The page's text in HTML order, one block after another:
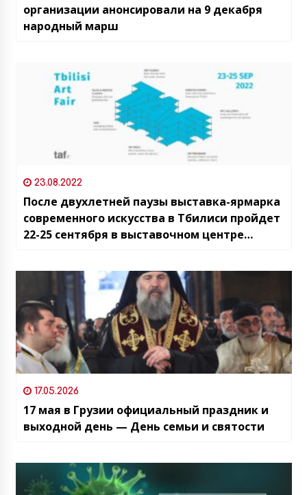
организации анонсировали на 9 декабря
народный марш
23.08.2022
После двухлетней паузы выставка-ярмарка
современного искусства в Тбилиси пройдет
22-25 сентября в выставочном центре
17.05.2026
17 мая в Грузии официальный праздник и
выходной день — День семьи и святости